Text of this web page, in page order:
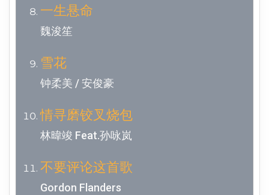
一生悬命
魏浚笙
雪花
钟柔美 / 安俊豪
情寻磨铰叉烧包
林暐竣 Feat.孙咏岚
不要评论这首歌
Gordon Flanders